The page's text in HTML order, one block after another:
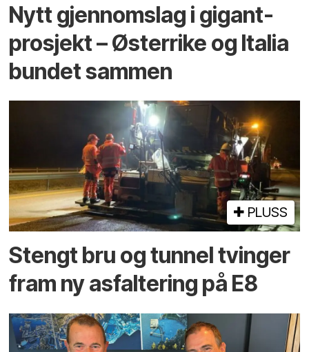
Nytt gjennomslag i gigant­
prosjekt – Østerrike og Italia
bundet sammen
PLUSS
Stengt bru og tunnel tvinger
fram ny asfaltering på E8